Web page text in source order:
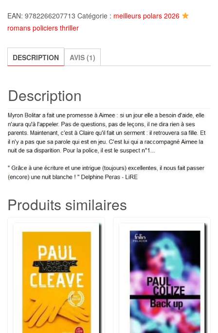
moi,
Harlan
EAN: 9782266207713 Catégorie : meilleurs polars 2026
romans policiers thriller
DESCRIPTION AVIS (1)
Description
Produits similaires